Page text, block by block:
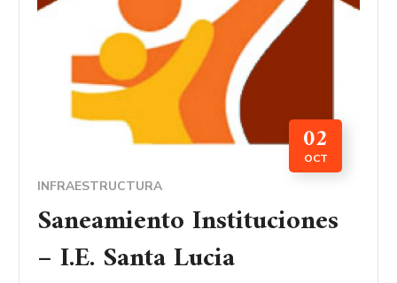
02
OCT
INFRAESTRUCTURA
Saneamiento Instituciones
– I.E. Santa Lucia